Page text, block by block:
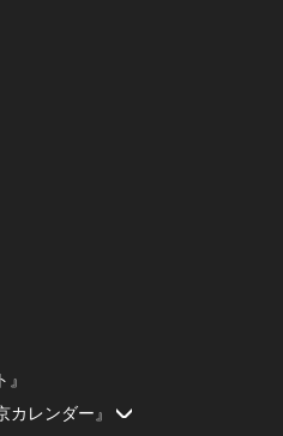
レンダー』